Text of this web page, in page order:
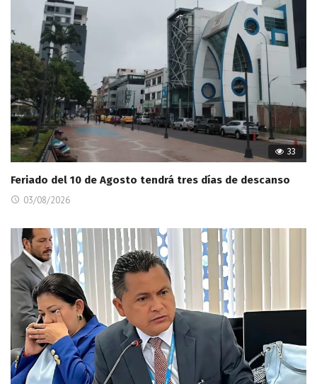
33
Feriado del 10 de Agosto tendrá tres días de descanso
03/08/2026